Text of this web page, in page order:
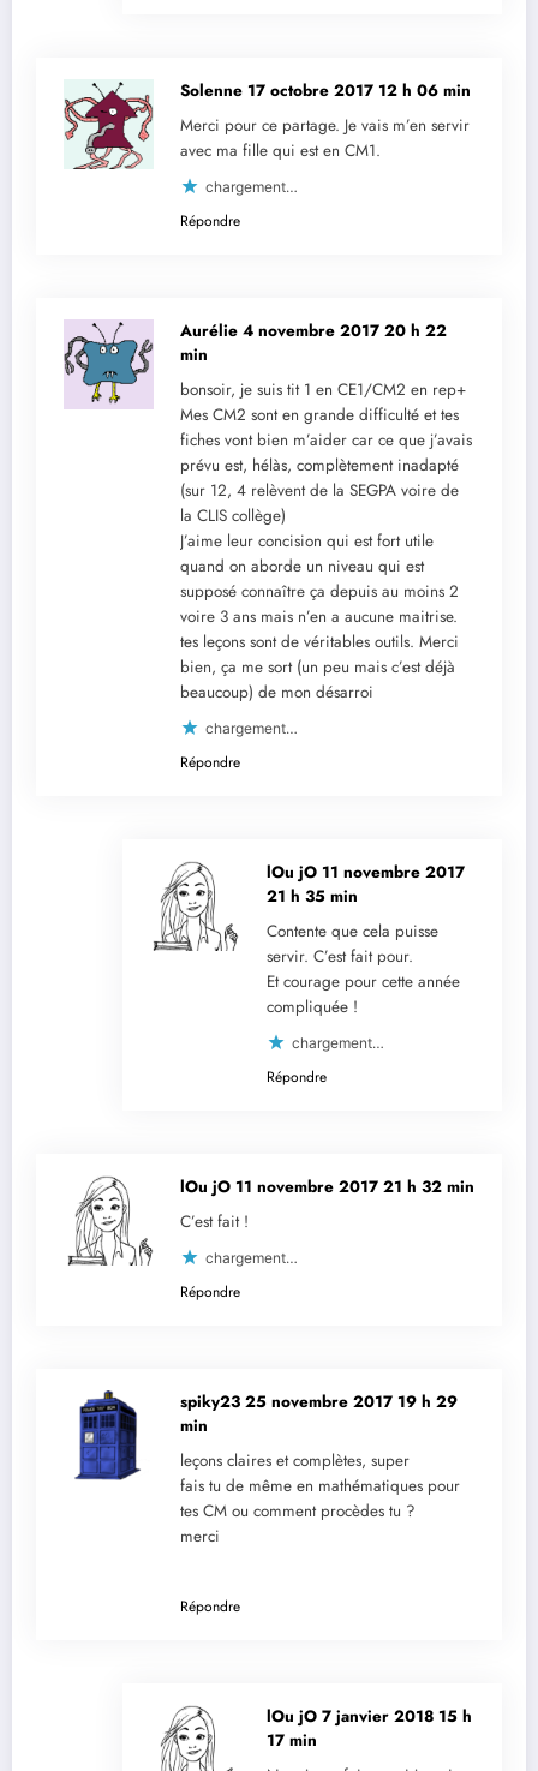
Solenne 17 octobre 2017 12 h 06 min
Merci pour ce partage. Je vais m’en servir
avec ma fille qui est en CM1.
chargement…
Répondre
Aurélie 4 novembre 2017 20 h 22
min
bonsoir, je suis tit 1 en CE1/CM2 en rep+
Mes CM2 sont en grande difficulté et tes
fiches vont bien m’aider car ce que j’avais
prévu est, hélàs, complètement inadapté
(sur 12, 4 relèvent de la SEGPA voire de
la CLIS collège)
J’aime leur concision qui est fort utile
quand on aborde un niveau qui est
supposé connaître ça depuis au moins 2
voire 3 ans mais n’en a aucune maitrise.
tes leçons sont de véritables outils. Merci
bien, ça me sort (un peu mais c’est déjà
beaucoup) de mon désarroi
chargement…
Répondre
lOu jO 11 novembre 2017
21 h 35 min
Contente que cela puisse
servir. C’est fait pour.
Et courage pour cette année
compliquée !
chargement…
Répondre
lOu jO 11 novembre 2017 21 h 32 min
C’est fait !
chargement…
Répondre
spiky23 25 novembre 2017 19 h 29
min
leçons claires et complètes, super
fais tu de même en mathématiques pour
tes CM ou comment procèdes tu ?
merci
Répondre
lOu jO 7 janvier 2018 15 h
17 min